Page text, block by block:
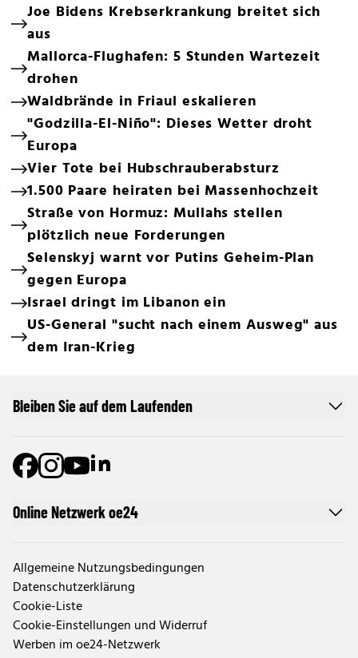
Joe Bidens Krebserkrankung breitet sich
aus
Mallorca-Flughafen: 5 Stunden Wartezeit
drohen
Waldbrände in Friaul eskalieren
"Godzilla-El-Niño": Dieses Wetter droht
Europa
Vier Tote bei Hubschrauberabsturz
1.500 Paare heiraten bei Massenhochzeit
Straße von Hormuz: Mullahs stellen
plötzlich neue Forderungen
Selenskyj warnt vor Putins Geheim-Plan
gegen Europa
Israel dringt im Libanon ein
US-General "sucht nach einem Ausweg" aus
dem Iran-Krieg
Online Netzwerk oe24
Allgemeine Nutzungsbedingungen
Datenschutzerklärung
Cookie-Liste
Cookie-Einstellungen und Widerruf
Werben im oe24-Netzwerk
Bleiben Sie auf dem Laufenden